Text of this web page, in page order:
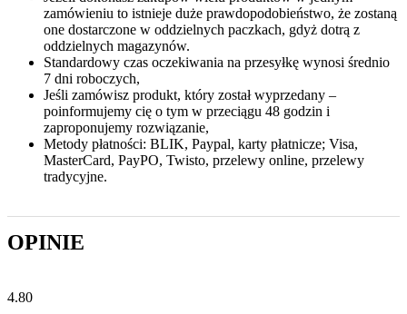
zamówieniu to istnieje duże prawdopodobieństwo, że zostaną
one dostarczone w oddzielnych paczkach, gdyż dotrą z
oddzielnych magazynów.
Standardowy czas oczekiwania na przesyłkę wynosi średnio
7 dni roboczych,
Jeśli zamówisz produkt, który został wyprzedany –
poinformujemy cię o tym w przeciągu 48 godzin i
zaproponujemy rozwiązanie,
Metody płatności: BLIK, Paypal, karty płatnicze; Visa,
MasterCard, PayPO, Twisto, przelewy online, przelewy
tradycyjne.
4.80